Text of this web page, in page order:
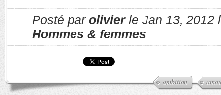
Posté par olivierle Jan 13, 2012
Hommes & femmes
ambition